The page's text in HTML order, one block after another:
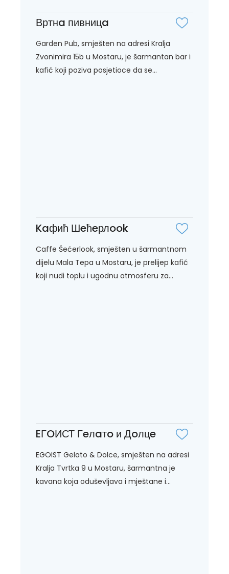
Вртнa пивницa
Garden Pub, smješten na adresi Kralja
Zvonimira 15b u Mostaru, je šarmantan bar i
kafić koji poziva posjetioce da se...
Kaфић Шeћeрлook
Caffe Šećerlook, smješten u šarmantnom
dijelu Mala Tepa u Mostaru, je prelijep kafić
koji nudi toplu i ugodnu atmosferu za...
EГOИСТ Гeлaтo и Дoлцe
EGOIST Gelato & Dolce, smješten na adresi
Kralja Tvrtka 9 u Mostaru, šarmantna je
kavana koja oduševljava i mještane i...